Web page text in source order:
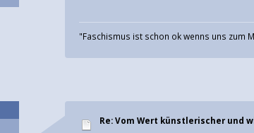
"Faschismus ist schon ok wenns uns zum
Re: Vom Wert künstlerischer und